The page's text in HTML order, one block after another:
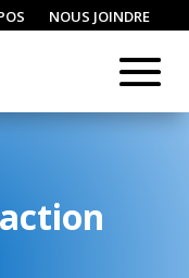
NOUS JOINDRE